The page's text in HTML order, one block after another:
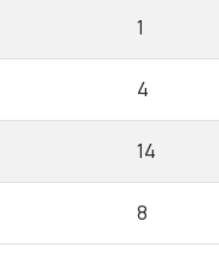
1
4
14
8